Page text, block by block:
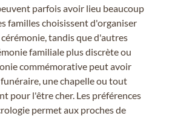
parfois avoir lieu beaucoup
familles choisissent d'organiser
tandis que d'autres
familiale plus discrète ou
commémorative peut avoir
une chapelle ou tout
pour l'être cher. Les préférences
permet aux proches de